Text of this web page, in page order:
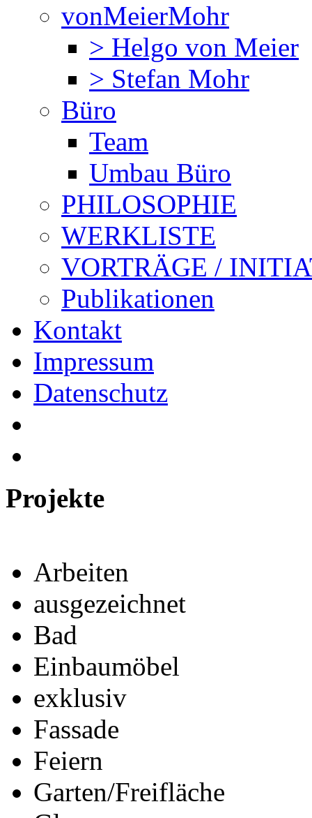
vonMeierMohr
> Helgo von Meier
> Stefan Mohr
Büro
Team
Umbau Büro
PHILOSOPHIE
WERKLISTE
VORTRÄGE /
Publikationen
Kontakt
Impressum
Datenschutz
Projekte
Arbeiten
ausgezeichnet
Bad
Einbaumöbel
exklusiv
Fassade
Feiern
Garten/Freifläche